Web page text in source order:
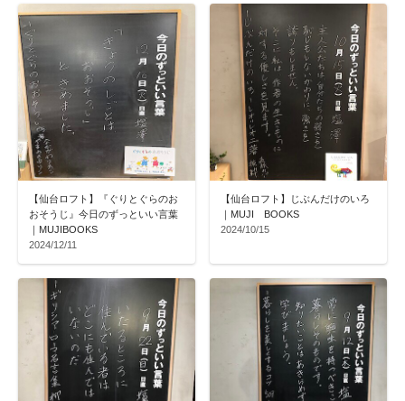
【仙台ロフト】『ぐりとぐらのお
おそうじ』今日のずっといい言葉
｜MUJIBOOKS
2024/12/11
【仙台ロフト】じぶんだけのいろ
｜MUJI BOOKS
2024/10/15